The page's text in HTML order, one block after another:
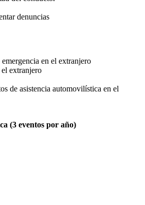
denuncias
en el extranjero
el extranjero
de asistencia automovilística en el
(3 eventos por año)